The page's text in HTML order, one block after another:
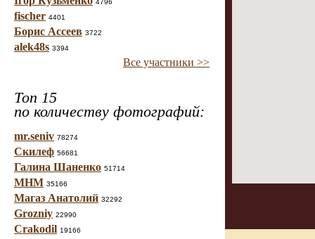
4796
fischer 4401
Борис Ассеев 3722
alek48s 3394
Все участники >>
Топ 15
по количеству фотографий:
mr.seniv 78274
Скилеф 56681
Галина Шаненко 51714
МНМ 35166
Магаз Анатолий 32292
Grozniy 22990
Crakodil 19166